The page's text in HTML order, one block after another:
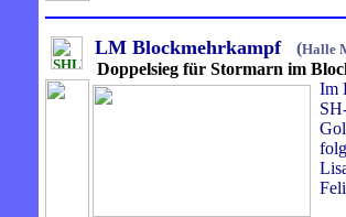
LM Blockmehrkampf (Halle
Doppelsieg für Stormarn im
Im